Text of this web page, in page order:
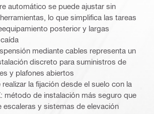
automático se puede ajustar sin
lo que simplifica las tareas
posterior y largas
mediante cables representa un
discreto para suministros de
y plafones abiertos
la fijación desde el suelo con la
método de instalación más seguro que
escaleras y sistemas de elevación